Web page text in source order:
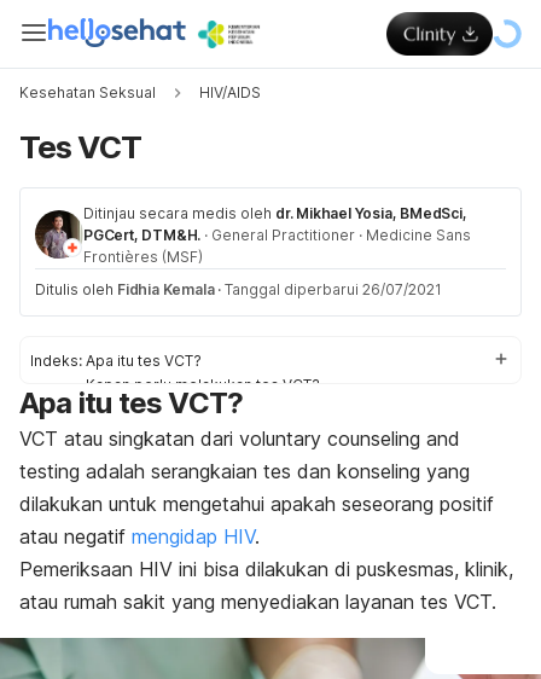
Kesehatan Seksual HIV/AIDS
Tes VCT
Ditinjau secara medis oleh dr. Mikhael Yosia, BMedSci,
PGCert, DTM&H. · General Practitioner · Medicine Sans
Frontières (MSF)
Ditulis oleh Fidhia Kemala · Tanggal diperbarui 26/07/2021
Indeks: Apa itu tes VCT?
Kapan perlu melakukan tes VCT?
Persiapan sebelum tes VCT
Prosedur tes VCT
Hasil pemeriksaan VCT
Apa itu tes VCT?
VCT atau singkatan dari voluntary counseling and
testing adalah serangkaian tes dan konseling yang
dilakukan untuk mengetahui apakah seseorang positif
atau negatif mengidap HIV.
Pemeriksaan HIV ini bisa dilakukan di puskesmas, klinik,
atau rumah sakit yang menyediakan layanan tes VCT.